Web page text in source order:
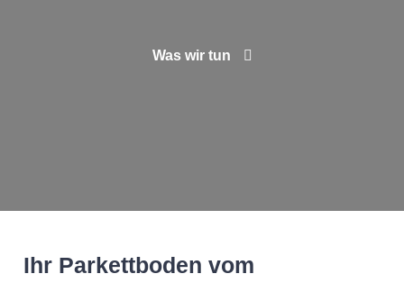
Was wir tun
Ihr Parkettboden vom